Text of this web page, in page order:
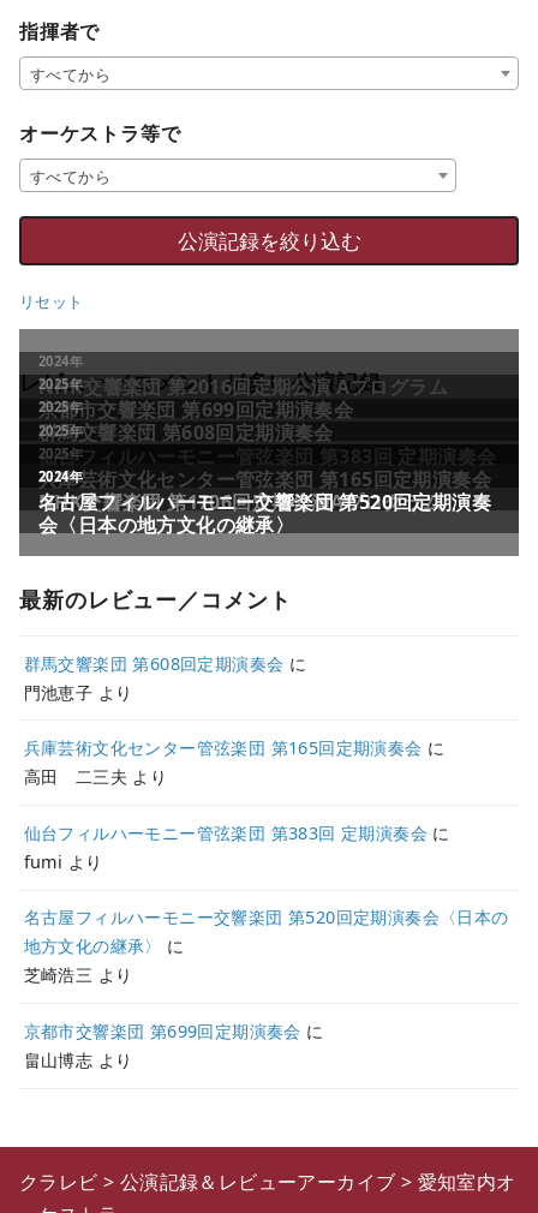
指揮者で
すべてから
オーケストラ等で
すべてから
リセット
レビュー／コメントが多い公演記録
最新のレビュー／コメント
群馬交響楽団 第608回定期演奏会 に
門池恵子 より
兵庫芸術文化センター管弦楽団 第165回定期演奏会 に
高田 二三夫 より
仙台フィルハーモニー管弦楽団 第383回 定期演奏会 に
fumi より
名古屋フィルハーモニー交響楽団 第520回定期演奏会〈日本の
地方文化の継承〉
に
芝崎浩三 より
京都市交響楽団 第699回定期演奏会 に
畠山博志 より
クラレビ > 公演記録＆レビューアーカイブ > 愛知室内オ